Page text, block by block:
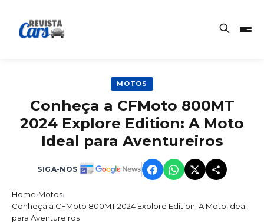
MOTOS
Conheça a CFMoto 800MT
2024 Explore Edition: A Moto
Ideal para Aventureiros
SIGA-NOS
Home›Motos›
Conheça a CFMoto 800MT 2024 Explore Edition: A Moto Ideal
para Aventureiros